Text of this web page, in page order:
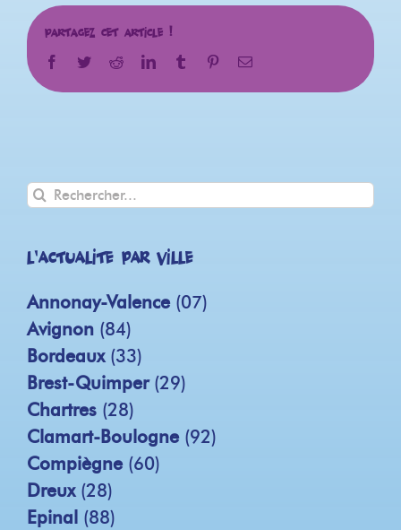
Partagez cet article !
Facebook
TwitterRedditLinkedInTumblr PinterestEmail
Rechercher
L'actualité par ville
Annonay-Valence (07)
Avignon (84)
Bordeaux (33)
Brest-Quimper (29)
Chartres (28)
Clamart-Boulogne (92)
Compiègne (60)
Dreux (28)
Epinal (88)